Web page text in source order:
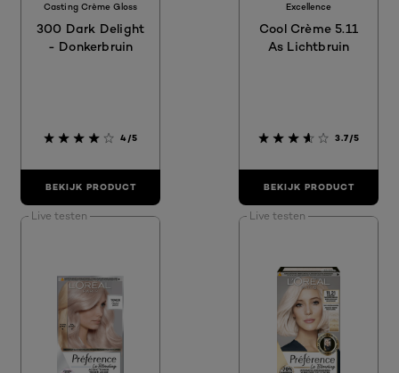
Casting Crème Gloss
300 Dark Delight
- Donkerbruin
4/5
BEKIJK PRODUCT
Excellence
Cool Crème 5.11
As Lichtbruin
3.7/5
BEKIJK PRODUCT
Live testen Live testen